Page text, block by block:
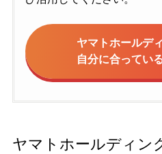
ヤマトホールデ
自分に合ってい
ヤマトホールディン